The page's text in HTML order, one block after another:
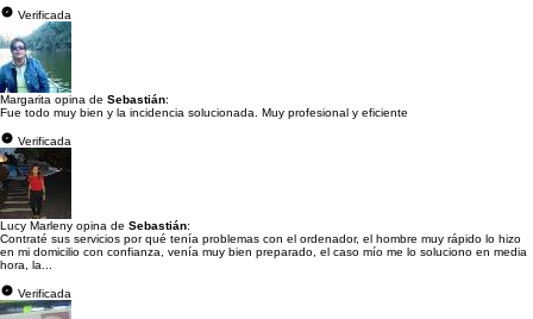
Verificada
Margarita opina de Sebastián:
Fue todo muy bien y la incidencia solucionada. Muy profesional y eficiente
Verificada
Lucy Marleny opina de Sebastián:
Contraté sus servicios por qué tenía problemas con el ordenador, el hombre muy rápido lo hizo
en mi domicilio con confianza, venía muy bien preparado, el caso mío me lo soluciono en media
hora, la...
Verificada